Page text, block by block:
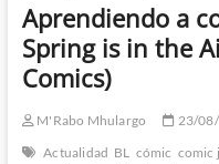
Aprendiendo a
Spring is in the
Comics)
M'Rabo Mhulargo 23/
Actualidad BL cómic comic